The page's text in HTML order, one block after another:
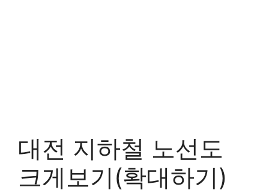
대전 지하철 노선도
크게보기(확대하기)